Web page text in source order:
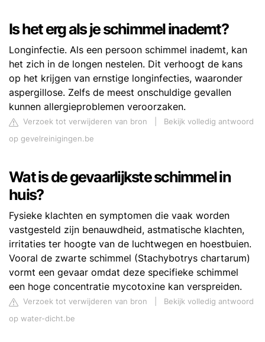
Is het erg als je schimmel inademt?
Longinfectie. Als een persoon schimmel inademt, kan
het zich in de longen nestelen. Dit verhoogt de kans
op het krijgen van ernstige longinfecties, waaronder
aspergillose. Zelfs de meest onschuldige gevallen
kunnen allergieproblemen veroorzaken.
Verzoek tot verwijderen van bron
Bekijk volledig antwoord
op gevelreinigingen.be
Wat is de gevaarlijkste schimmel in
huis?
Fysieke klachten en symptomen die vaak worden
vastgesteld zijn benauwdheid, astmatische klachten,
irritaties ter hoogte van de luchtwegen en hoestbuien.
Vooral de zwarte schimmel (Stachybotrys chartarum)
vormt een gevaar omdat deze specifieke schimmel
een hoge concentratie mycotoxine kan verspreiden.
Verzoek tot verwijderen van bron
Bekijk volledig antwoord
op water-dicht.be